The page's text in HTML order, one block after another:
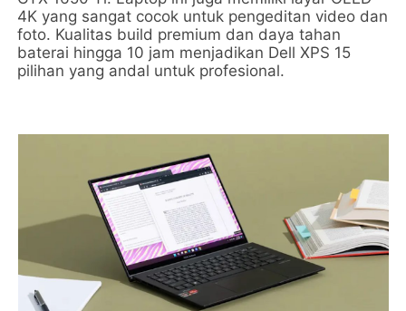
4K yang sangat cocok untuk pengeditan video dan
foto. Kualitas build premium dan daya tahan
baterai hingga 10 jam menjadikan Dell XPS 15
pilihan yang andal untuk profesional.